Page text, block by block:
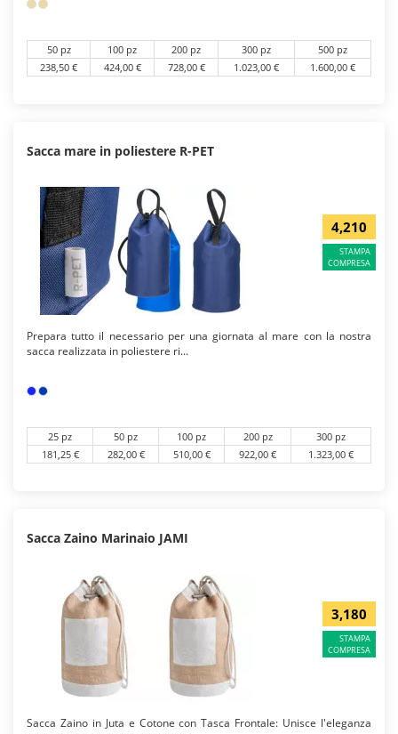
50 pz 100 pz 200 pz 300 pz
500 pz
238,50 €
424,00 € 728,00 € 1.023,00 € 1.600,00 €
Sacca mare in poliestere R-PET
4,210
STAMPA
COMPRESA
Prepara tutto il necessario per una giornata al mare con la nostra
sacca realizzata in poliestere ri...
25 pz 50 pz 100 pz 200 pz
300 pz
181,25 €
282,00 € 510,00 € 922,00 € 1.323,00 €
Sacca Zaino Marinaio JAMI
3,180
STAMPA
COMPRESA
Sacca Zaino in Juta e Cotone con Tasca Frontale: Unisce l'eleganza